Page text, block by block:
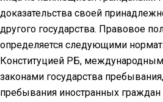
доказательства своей
другого государства. Правовое
определяется следующими
Конституцией РБ,
законами государства
пребывания иностранных